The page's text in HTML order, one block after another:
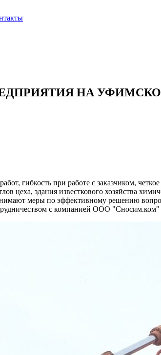
НА
гибкость при работе с заказчиком,
здания известкового хозяйства
меры по эффективному решению
с компанией ООО "Сносим.ком"